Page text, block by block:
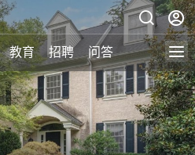
教育 招聘 问答